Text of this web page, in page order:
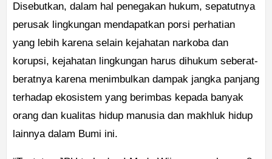
Disebutkan, dalam hal penegakan hukum, sepatutnya
perusak lingkungan mendapatkan porsi perhatian
yang lebih karena selain kejahatan narkoba dan
korupsi, kejahatan lingkungan harus dihukum seberat-
beratnya karena menimbulkan dampak jangka panjang
terhadap ekosistem yang berimbas kepada banyak
orang dan kualitas hidup manusia dan makhluk hidup
lainnya dalam Bumi ini.